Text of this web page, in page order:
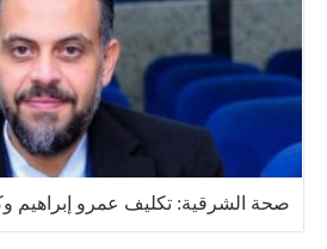
صحة الشرقية: تكليف عمرو إبراهيم